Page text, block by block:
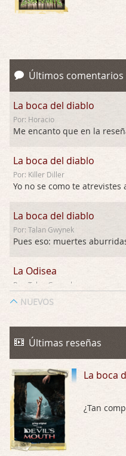
Últimos comentarios
La boca del diablo
Por: Horacio
La boca del diablo
Por: Killer Diller
Yo no se como te atrevistes
La boca del diablo
Por: Talan Gwynek
La Odisea
Por: Talan Gwynek
La Odisea
Por: Draghann
Trance
Por: Luar
El señor de las moscas
Por: Luar
NUEVOS
Últimas reseñas
La boca
¿Tan